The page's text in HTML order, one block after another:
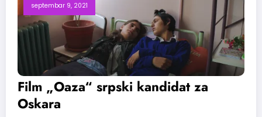
septembar 9, 2021
Film „Oaza“ srpski kandidat za
Oskara